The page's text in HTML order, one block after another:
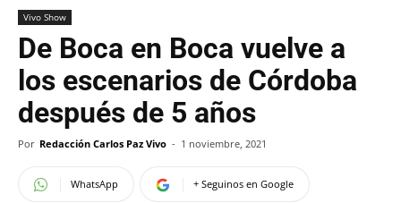
Vivo Show
De Boca en Boca vuelve a
los escenarios de Córdoba
después de 5 años
Por Redacción Carlos Paz Vivo - 1 noviembre, 2021
WhatsApp + Seguinos en Google